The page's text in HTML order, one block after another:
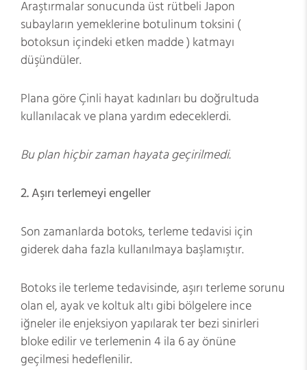
Araştırmalar sonucunda üst rütbeli Japon
subayların yemeklerine botulinum toksini (
botoksun içindeki etken madde ) katmayı
düşündüler.
Plana göre Çinli hayat kadınları bu doğrultuda
kullanılacak ve plana yardım edeceklerdi.
Bu plan hiçbir zaman hayata geçirilmedi.
2.Aşırı terlemeyi engeller
Son zamanlarda botoks, terleme tedavisi için
giderek daha fazla kullanılmaya başlamıştır.
Botoks ile terleme tedavisinde, aşırı terleme sorunu
olan el, ayak ve koltuk altı gibi bölgelere ince
iğneler ile enjeksiyon yapılarak ter bezi sinirleri
bloke edilir ve terlemenin 4 ila 6 ay önüne
geçilmesi hedeflenilir.